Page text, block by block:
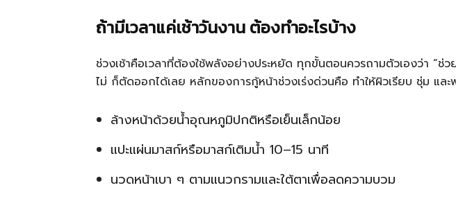
ถ้ามีเวลาแค่เช้าวันงาน ต้องทำอะไรบ้าง
ช่วงเช้าคือเวลาที่ต้องใช้พลังอย่างประหยัด ทุกขั้นตอนควรถามตัวเองว่า “ช่
ไม่ ก็ตัดออกได้เลย หลักของการกู้หน้าช่วงเร่งด่วนคือ ทำให้ผิวเรียบ ชุ่ม และ
ล้างหน้าด้วยน้ำอุณหภูมิปกติหรือเย็นเล็กน้อย
แปะแผ่นมาสก์หรือมาสก์เติมน้ำ 10–15 นาที
นวดหน้าเบา ๆ ตามแนวกรามและใต้ตาเพื่อลดความบวม